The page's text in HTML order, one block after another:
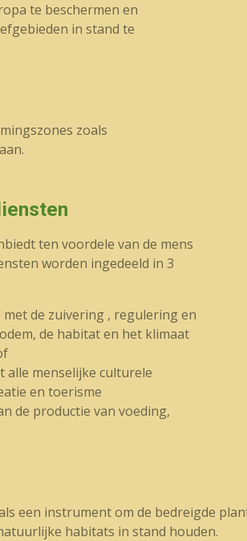
te beschermen en
in stand te
zoals
ten voordele van de mens
worden ingedeeld in 3
de zuivering , regulering en
de habitat en het klimaat
alle menselijke culturele
en toerisme
de productie van voeding,
een instrument om de bedreigde
habitats in stand houden.